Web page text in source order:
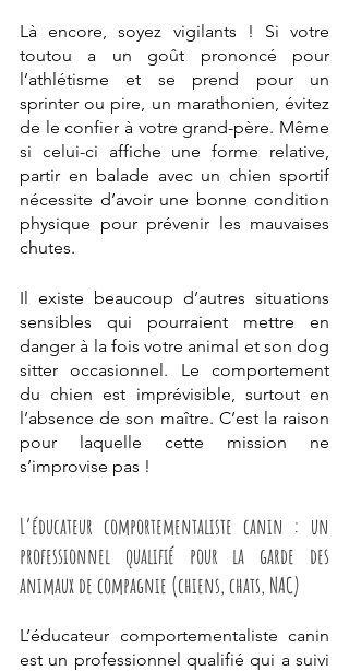
Là encore, soyez vigilants ! Si votre
toutou a un goût prononcé pour
l’athlétisme et se prend pour un
sprinter ou pire, un marathonien, évitez
de le confier à votre grand-père. Même
si celui-ci affiche une forme relative,
partir en balade avec un chien sportif
nécessite d’avoir une bonne condition
physique pour prévenir les mauvaises
chutes.
Il existe beaucoup d’autres situations
sensibles qui pourraient mettre en
danger à la fois votre animal et son dog
sitter occasionnel. Le comportement
du chien est imprévisible, surtout en
l’absence de son maître. C’est la raison
pour laquelle cette mission ne
s’improvise pas !
L’éducateur comportementaliste canin : un
professionnel qualifié pour la garde des
animaux de compagnie (chiens, chats, NAC)
L’éducateur comportementaliste canin
est un professionnel qualifié qui a suivi